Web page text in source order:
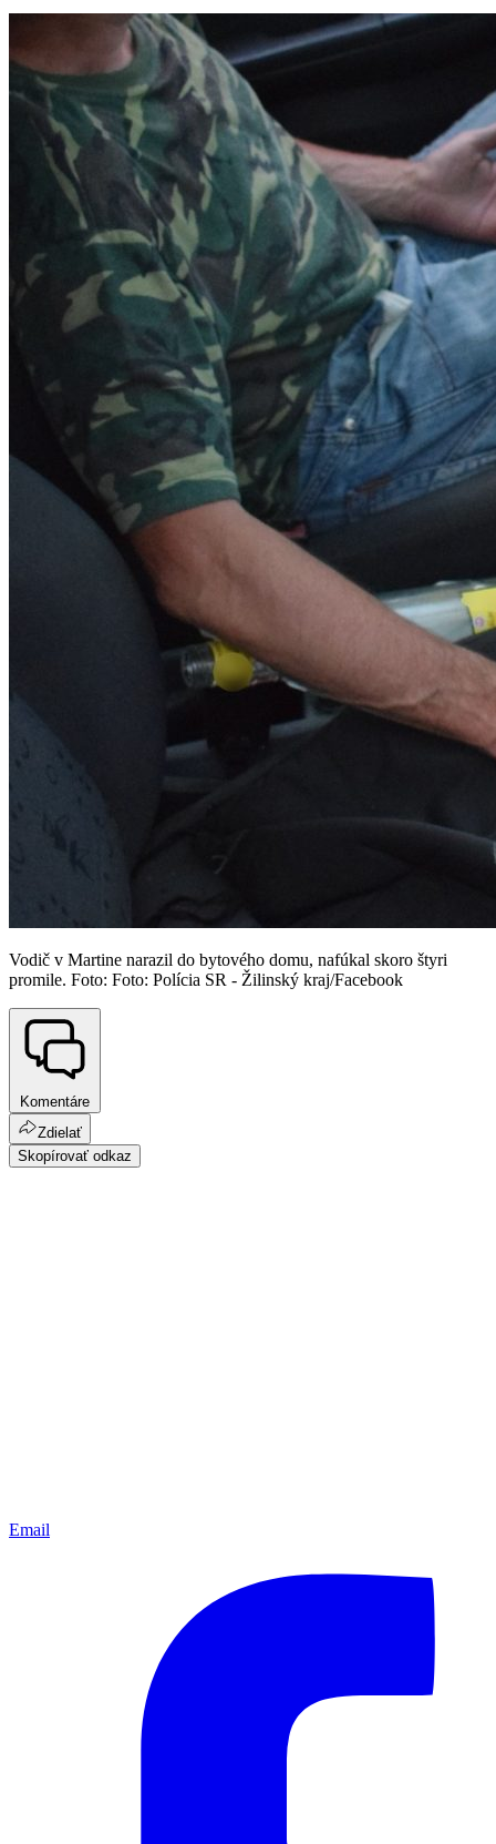
Vodič v Martine narazil do bytového domu, nafúkal skoro štyri
promile. Foto: Foto: Polícia SR - Žilinský kraj/Facebook
Komentáre
Zdielať
Skopírovať odkaz
Email